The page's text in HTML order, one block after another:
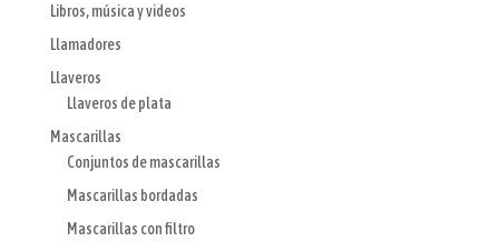
Libros, música y videos
Llamadores
Llaveros
Llaveros de plata
Mascarillas
Conjuntos de mascarillas
Mascarillas bordadas
Mascarillas con filtro